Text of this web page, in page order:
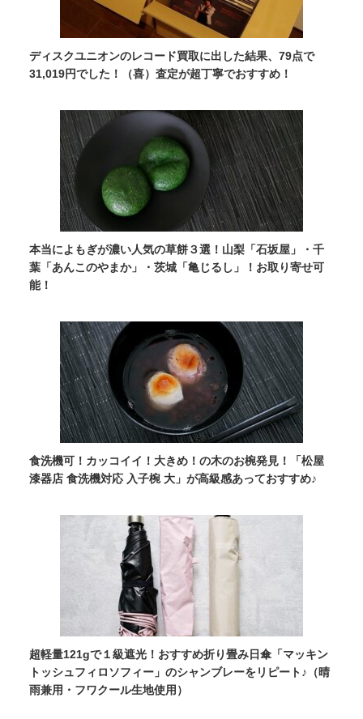
ディスクユニオンのレコード買取に出した結果、79点で
31,019円でした！（喜）査定が超丁寧でおすすめ！
本当によもぎが濃い人気の草餅３選！山梨「石坂屋」・千
葉「あんこのやまか」・茨城「亀じるし」！お取り寄せ可
能！
食洗機可！カッコイイ！大きめ！の木のお椀発見！「松屋
漆器店 食洗機対応 入子椀 大」が高級感あっておすすめ♪
超軽量121gで１級遮光！おすすめ折り畳み日傘「マッキン
トッシュフィロソフィー」のシャンブレーをリピート♪（晴
雨兼用・フワクール生地使用）